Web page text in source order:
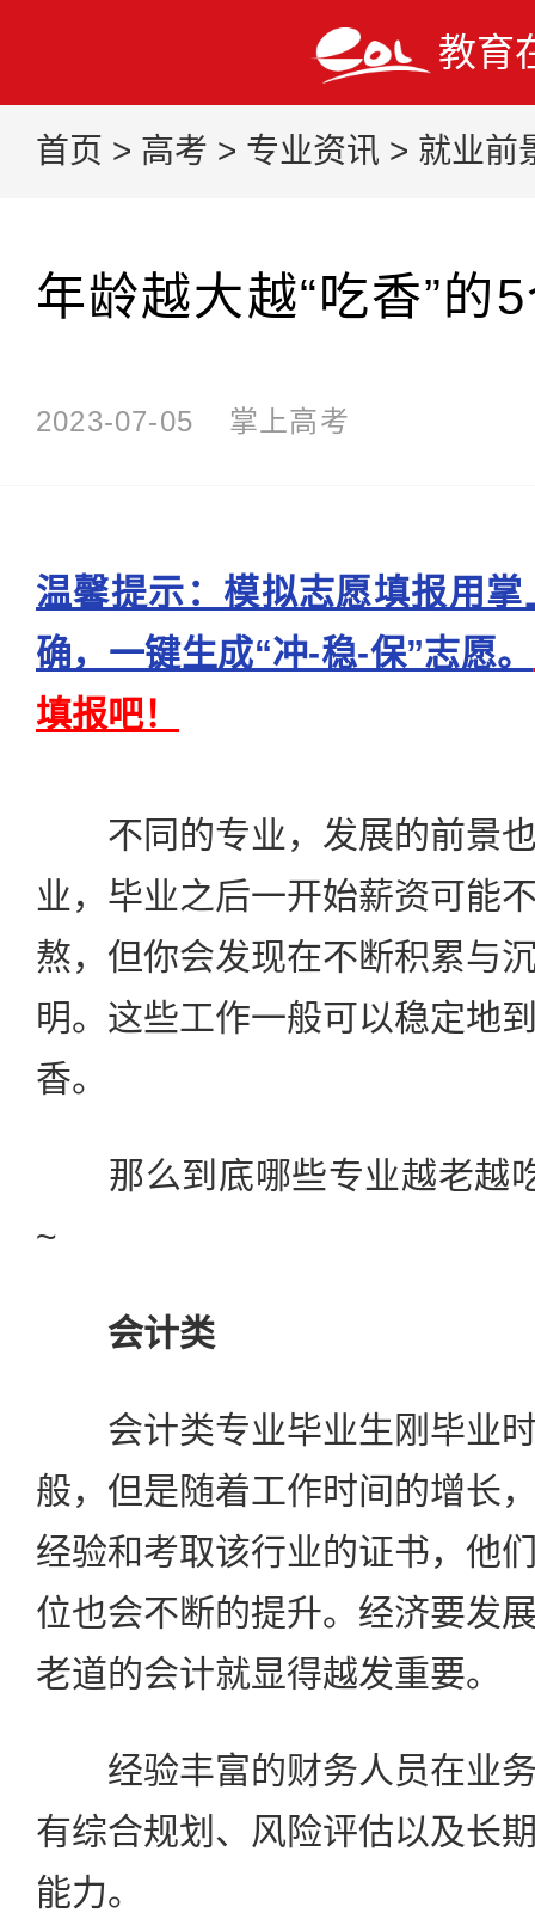
教育
首页 > 高考 > 专业资讯 > 就业前
年龄越大越“吃香”的
2023-07-05 掌上高考
温馨提示：模拟志愿填报用
确，一键生成“冲-稳-保”志愿。
填报吧！
不同的专业，发展的前景也
业，毕业之后一开始薪资可能
熬，但你会发现在不断积累与
明。这些工作一般可以稳定地
香。
那么到底哪些专业越老越
~
会计类
会计类专业毕业生刚毕业时
般，但是随着工作时间的增长
经验和考取该行业的证书，他
位也会不断的提升。经济要发
老道的会计就显得越发重要。
经验丰富的财务人员在业务
有综合规划、风险评估以及长
能力。